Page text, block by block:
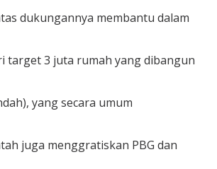
dukungannya membantu dalam
target 3 juta rumah yang dibangun
yang secara umum
juga menggratiskan PBG dan